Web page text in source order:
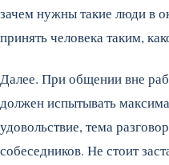
зачем нужны такие люди в
принять человека таким,
Далее. При общении вне
должен испытывать
удовольствие, тема
собеседников. Не стоит